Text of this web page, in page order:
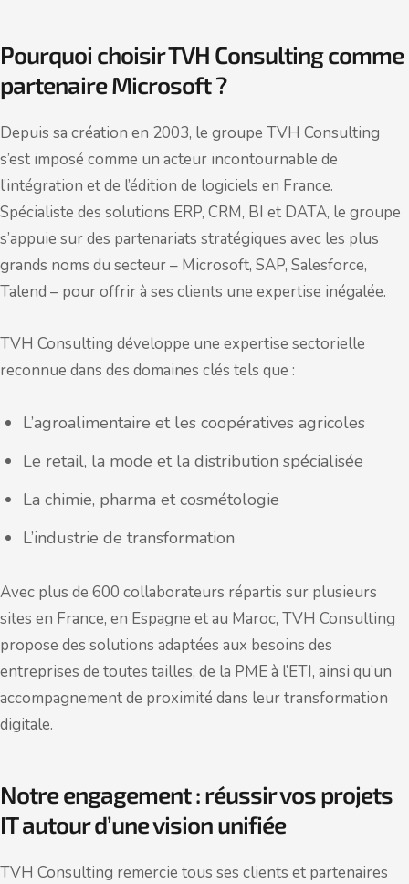
Pourquoi choisir TVH Consulting comme
partenaire Microsoft ?
Depuis sa création en 2003, le groupe TVH Consulting
s’est imposé comme un acteur incontournable de
l’intégration et de l’édition de logiciels en France.
Spécialiste des solutions ERP, CRM, BI et DATA, le groupe
s’appuie sur des partenariats stratégiques avec les plus
grands noms du secteur – Microsoft, SAP, Salesforce,
Talend – pour offrir à ses clients une expertise inégalée.
TVH Consulting développe une expertise sectorielle
reconnue dans des domaines clés tels que :
L’agroalimentaire et les coopératives agricoles
Le retail, la mode et la distribution spécialisée
La chimie, pharma et cosmétologie
L’industrie de transformation
Avec plus de 600 collaborateurs répartis sur plusieurs
sites en France, en Espagne et au Maroc, TVH Consulting
propose des solutions adaptées aux besoins des
entreprises de toutes tailles, de la PME à l’ETI, ainsi qu’un
accompagnement de proximité dans leur transformation
digitale.
Notre engagement : réussir vos projets
IT autour d’une vision unifiée
TVH Consulting remercie tous ses clients et partenaires